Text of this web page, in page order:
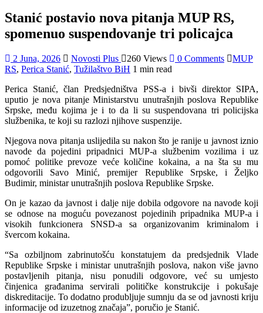
Stanić postavio nova pitanja MUP RS,
spomenuo suspendovanje tri policajca
2 Juna, 2026 Novosti Plus 260 Views 0 Comments
MUP
RS, Perica Stanić, Tužilaštvo BiH 1 min read
Perica Stanić, član Predsjedništva PSS-a i bivši direktor SIPA,
uputio je nova pitanje Ministarstvu unutrašnjih poslova Republike
Srpske, među kojima je i to da li su suspendovana tri policijska
službenika, te koji su razlozi njihove suspenzije.
Njegova nova pitanja uslijedila su nakon što je ranije u javnost iznio
navode da pojedini pripadnici MUP-a službenim vozilima i uz
pomoć politike prevoze veće količine kokaina, a na šta su mu
odgovorili Savo Minić, premijer Republike Srpske, i Željko
Budimir, ministar unutrašnjih poslova Republike Srpske.
On je kazao da javnost i dalje nije dobila odgovore na navode koji
se odnose na moguću povezanost pojedinih pripadnika MUP-a i
visokih funkcionera SNSD-a sa organizovanim kriminalom i
švercom kokaina.
“Sa ozbiljnom zabrinutošću konstatujem da predsjednik Vlade
Republike Srpske i ministar unutrašnjih poslova, nakon više javno
postavljenih pitanja, nisu ponudili odgovore, već su umjesto
činjenica građanima servirali političke konstrukcije i pokušaje
diskreditacije. To dodatno produbljuje sumnju da se od javnosti kriju
informacije od izuzetnog značaja”, poručio je Stanić.